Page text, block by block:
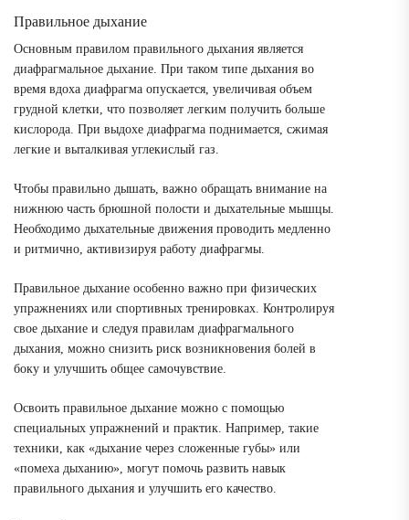
Правильное дыхание
Основным правилом правильного дыхания является
диафрагмальное дыхание. При таком типе дыхания во
время вдоха диафрагма опускается, увеличивая объем
грудной клетки, что позволяет легким получить больше
кислорода. При выдохе диафрагма поднимается, сжимая
легкие и выталкивая углекислый газ.
Чтобы правильно дышать, важно обращать внимание на
нижнюю часть брюшной полости и дыхательные мышцы.
Необходимо дыхательные движения проводить медленно
и ритмично, активизируя работу диафрагмы.
Правильное дыхание особенно важно при физических
упражнениях или спортивных тренировках. Контролируя
свое дыхание и следуя правилам диафрагмального
дыхания, можно снизить риск возникновения болей в
боку и улучшить общее самочувствие.
Освоить правильное дыхание можно с помощью
специальных упражнений и практик. Например, такие
техники, как «дыхание через сложенные губы» или
«помеха дыханию», могут помочь развить навык
правильного дыхания и улучшить его качество.